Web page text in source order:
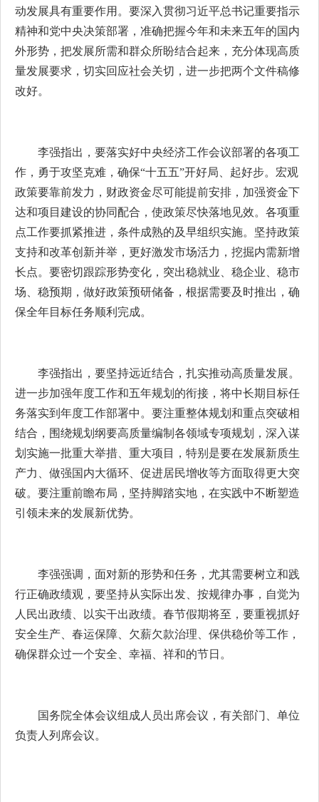
动发展具有重要作用。要深入贯彻习近平总书记重要指示
精神和党中央决策部署，准确把握今年和未来五年的国内
外形势，把发展所需和群众所盼结合起来，充分体现高质
量发展要求，切实回应社会关切，进一步把两个文件稿修
改好。
李强指出，要落实好中央经济工作会议部署的各项工
作，勇于攻坚克难，确保“十五五”开好局、起好步。宏观
政策要靠前发力，财政资金尽可能提前安排，加强资金下
达和项目建设的协同配合，使政策尽快落地见效。各项重
点工作要抓紧推进，条件成熟的及早组织实施。坚持政策
支持和改革创新并举，更好激发市场活力，挖掘内需新增
长点。要密切跟踪形势变化，突出稳就业、稳企业、稳市
场、稳预期，做好政策预研储备，根据需要及时推出，确
保全年目标任务顺利完成。
李强指出，要坚持远近结合，扎实推动高质量发展。
进一步加强年度工作和五年规划的衔接，将中长期目标任
务落实到年度工作部署中。要注重整体规划和重点突破相
结合，围绕规划纲要高质量编制各领域专项规划，深入谋
划实施一批重大举措、重大项目，特别是要在发展新质生
产力、做强国内大循环、促进居民增收等方面取得更大突
破。要注重前瞻布局，坚持脚踏实地，在实践中不断塑造
引领未来的发展新优势。
李强强调，面对新的形势和任务，尤其需要树立和践
行正确政绩观，要坚持从实际出发、按规律办事，自觉为
人民出政绩、以实干出政绩。春节假期将至，要重视抓好
安全生产、春运保障、欠薪欠款治理、保供稳价等工作，
确保群众过一个安全、幸福、祥和的节日。
国务院全体会议组成人员出席会议，有关部门、单位
负责人列席会议。